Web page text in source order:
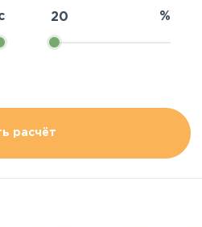
%
расчёт